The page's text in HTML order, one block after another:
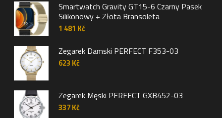
Smartwatch Gravity GT15-6 Czarny Pasek
Silikonowy + Złota Bransoleta
1 481 Kč
Zegarek Damski PERFECT F353-03
623 Kč
Zegarek Męski PERFECT GXB452-03
337Kč